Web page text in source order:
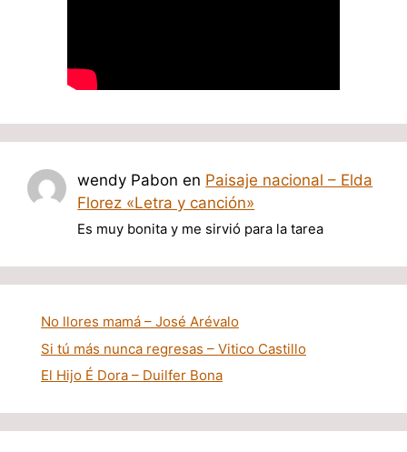
wendy Pabon en Paisaje nacional – Elda
Florez «Letra y canción»
Es muy bonita y me sirvió para la tarea
No llores mamá – José Arévalo
Si tú más nunca regresas – Vitico Castillo
El Hijo É Dora – Duilfer Bona